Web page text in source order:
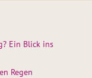
Ein Blick ins
Regen